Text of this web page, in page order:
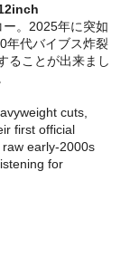
。2025年に突如
年代バイブス炸裂
ることが出来まし
cuts,
first official
early‑2000s
for